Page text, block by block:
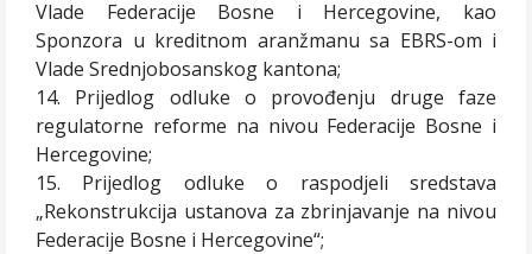
Vlade Federacije Bosne i Hercegovine, kao
Sponzora u kreditnom aranžmanu sa EBRS-om i
Vlade Srednjobosanskog kantona;
14. Prijedlog odluke o provođenju druge faze
regulatorne reforme na nivou Federacije Bosne i
Hercegovine;
15. Prijedlog odluke o raspodjeli sredstava
„Rekonstrukcija ustanova za zbrinjavanje na nivou
Federacije Bosne i Hercegovine“;